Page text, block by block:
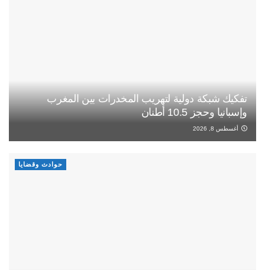
تفكيك شبكة دولية لتهريب المخدرات بين المغرب
وإسبانيا وحجز 10.5 أطنان
أغسطس 8, 2026
حوادث وقضايا